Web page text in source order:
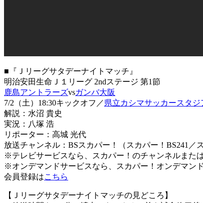
■『Ｊリーグサタデーナイトマッチ』
明治安田生命Ｊ１リーグ 2ndステージ 第1節
鹿島アントラーズvsガンバ大阪
7/2（土）18:30キックオフ／県立カシマサッカースタジ
解説：水沼 貴史
実況：八塚 浩
リポーター：高城 光代
放送チャンネル：BSスカパー！（スカパー！BS241／
※テレビサービスなら、スカパー！のチャンネルまた
※オンデマンドサービスなら、スカパー！オンデマン
会員登録はこちら
【Ｊリーグサタデーナイトマッチの見どころ】